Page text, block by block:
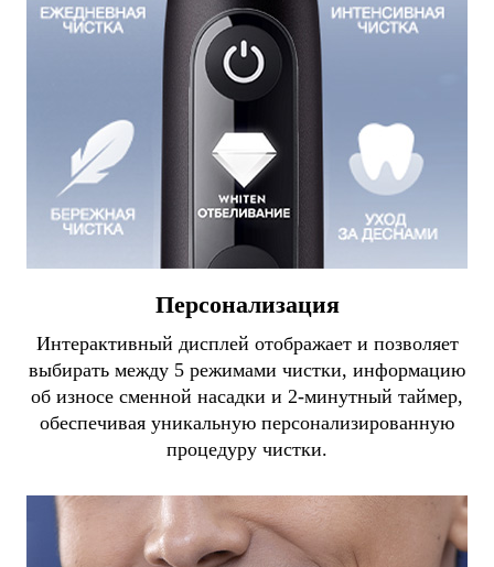
Персонализация
Интерактивный дисплей отображает и позволяет
выбирать между 5 режимами чистки, информацию
об износе сменной насадки и 2-минутный таймер,
обеспечивая уникальную персонализированную
процедуру чистки.